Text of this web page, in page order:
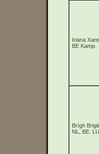
Iriana
BE Kamp.
Brígh
NL, BE.